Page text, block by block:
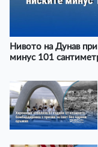
Нивото на Дунав
минус 101